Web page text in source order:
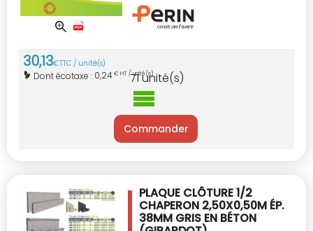
30,13€TTC / unité(s)
Dont écotaxe : 0,24€ HT / unité(s)
71unité(s)
Commander
PLAQUE CLÔTURE 1/2
CHAPERON 2,50X0,50M ÉP.
38MM GRIS EN BÉTON